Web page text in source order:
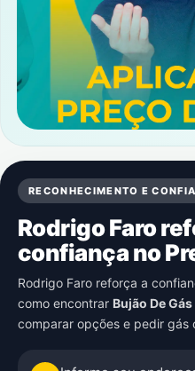
RECONHECIMENTO E
Rodrigo Faro
confiança no
Rodrigo Faro reforça a
como encontrar Bujão De Gás
comparar opções e pedir gás